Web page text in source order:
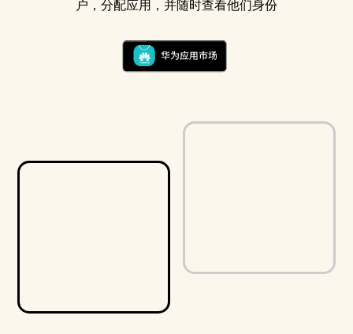
户，分配应用，并随时查看他们身份